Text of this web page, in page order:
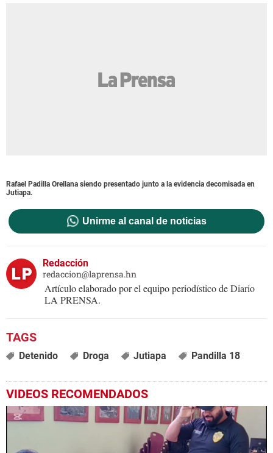
Rafael Padilla Orellana siendo presentado junto a la evidencia decomisada en
Jutiapa.
Unirme al canal de noticias
Redacción
redaccion@laprensa.hn
Artículo elaborado por el equipo periodístico de Diario
LA PRENSA.
Detenido Droga Jutiapa Pandilla 18
VIDEOS RECOMENDADOS